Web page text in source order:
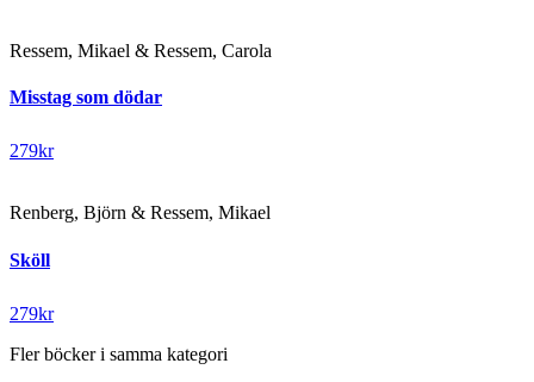
Ressem, Mikael & Ressem, Carola
Misstag som dödar
279kr
Renberg, Björn & Ressem, Mikael
Sköll
279kr
Fler böcker i samma kategori